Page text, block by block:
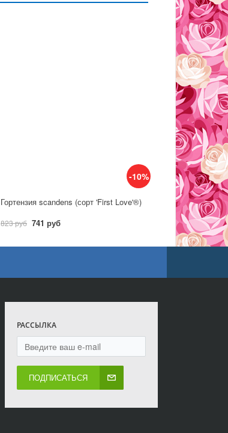
-10%
Гортензия scandens (сорт 'First Love'®)
823 руб 741 руб
РАССЫЛКА
ПОДПИСАТЬСЯ